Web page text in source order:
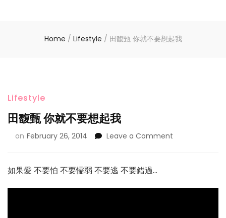
Home / Lifestyle / 田馥甄 你就不要想起我
Lifestyle
田馥甄 你就不要想起我
on February 26, 2014 Leave a Comment
如果愛 不要怕 不要懦弱 不要逃 不要錯過…